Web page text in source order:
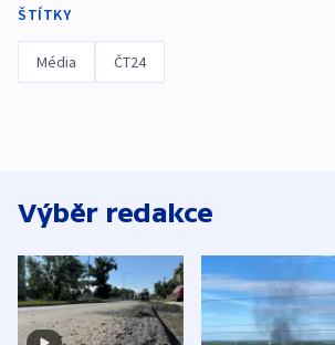
ŠTÍTKY
Média ČT24
Výběr redakce